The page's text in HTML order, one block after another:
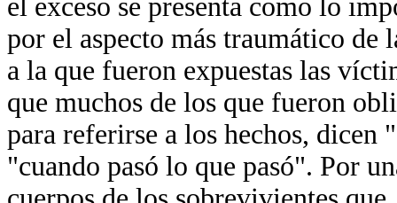
el exceso se presenta como lo
por el aspecto más traumático de
a la que fueron expuestas las
que muchos de los que fueron
para referirse a los hechos, dicen
"cuando pasó lo que pasó". Por